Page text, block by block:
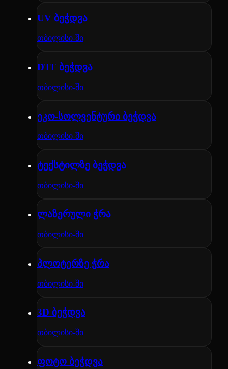
UV ბეჭდვა
თბილისი-ში
DTF ბეჭდვა
თბილისი-ში
ეკო-სოლვენტური ბეჭდვა
თბილისი-ში
ტექსტილზე ბეჭდვა
თბილისი-ში
ლაზერული ჭრა
თბილისი-ში
პლოტერზე ჭრა
თბილისი-ში
3D ბეჭდვა
თბილისი-ში
ფოტო ბეჭდვა